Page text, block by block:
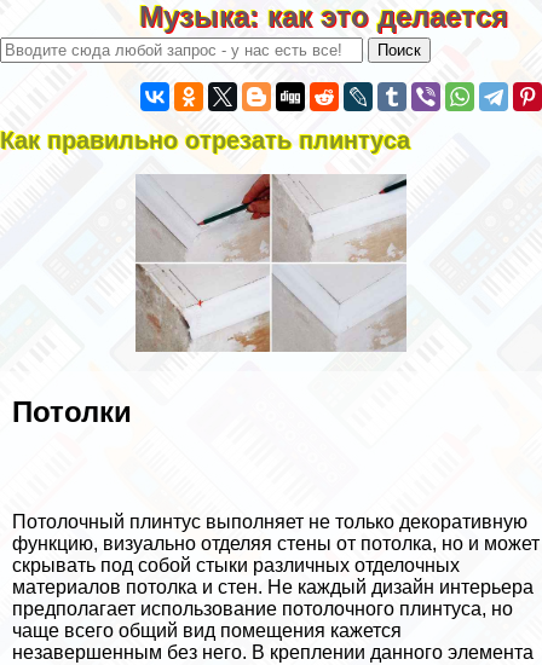
Музыка: как это делается
Как правильно отрезать плинтуса
Потолки
Потолочный плинтус выполняет не только декоративную
функцию, визуально отделяя стены от потолка, но и может
скрывать под собой стыки различных отделочных
материалов потолка и стен. Не каждый дизайн интерьера
предполагает использование потолочного плинтуса, но
чаще всего общий вид помещения кажется
незавершенным без него. В креплении данного элемента